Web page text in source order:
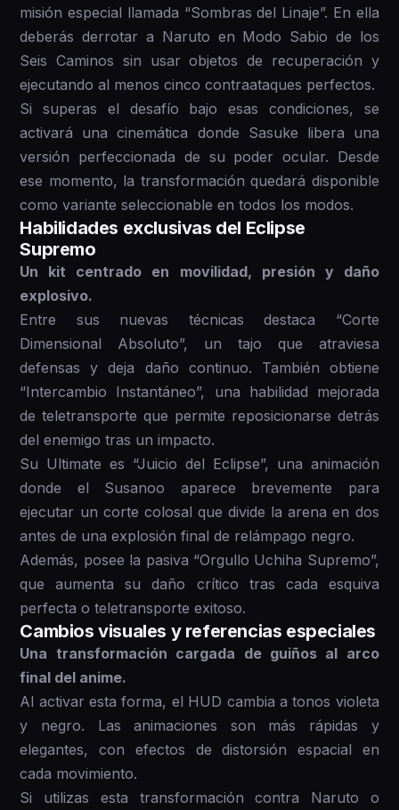
misión especial llamada “Sombras del Linaje”. En ella
deberás derrotar a Naruto en Modo Sabio de los
Seis Caminos sin usar objetos de recuperación y
ejecutando al menos cinco contraataques perfectos.
Si superas el desafío bajo esas condiciones, se
activará una cinemática donde Sasuke libera una
versión perfeccionada de su poder ocular. Desde
ese momento, la transformación quedará disponible
como variante seleccionable en todos los modos.
Habilidades exclusivas del Eclipse
Supremo
Un kit centrado en movilidad, presión y daño
explosivo.
Entre sus nuevas técnicas destaca “Corte
Dimensional Absoluto”, un tajo que atraviesa
defensas y deja daño continuo. También obtiene
“Intercambio Instantáneo”, una habilidad mejorada
de teletransporte que permite reposicionarse detrás
del enemigo tras un impacto.
Su Ultimate es “Juicio del Eclipse”, una animación
donde el Susanoo aparece brevemente para
ejecutar un corte colosal que divide la arena en dos
antes de una explosión final de relámpago negro.
Además, posee la pasiva “Orgullo Uchiha Supremo”,
que aumenta su daño crítico tras cada esquiva
perfecta o teletransporte exitoso.
Cambios visuales y referencias especiales
Una transformación cargada de guiños al arco
final del anime.
Al activar esta forma, el HUD cambia a tonos violeta
y negro. Las animaciones son más rápidas y
elegantes, con efectos de distorsión espacial en
cada movimiento.
Si utilizas esta transformación contra Naruto o